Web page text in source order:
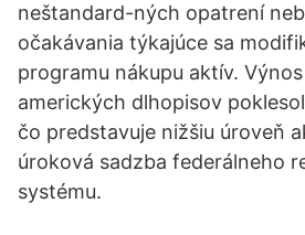
neštandard-ných opatrení
očakávania týkajúce sa
programu nákupu aktív.
amerických dlhopisov
čo predstavuje nižšiu úroveň
úroková sadzba federálneho
systému.